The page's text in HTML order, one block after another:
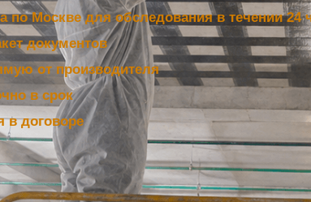
Москве для обследования в течении 24
документов
от производителя
в срок
в договоре